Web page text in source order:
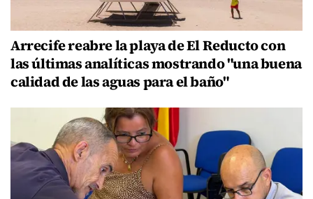
Arrecife reabre la playa de El Reducto con
las últimas analíticas mostrando "una buena
calidad de las aguas para el baño"